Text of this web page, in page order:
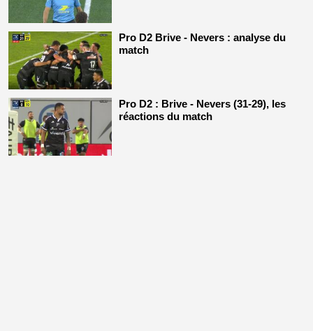
Pro D2 Brive - Nevers : analyse du
match
Pro D2 : Brive - Nevers (31-29), les
réactions du match